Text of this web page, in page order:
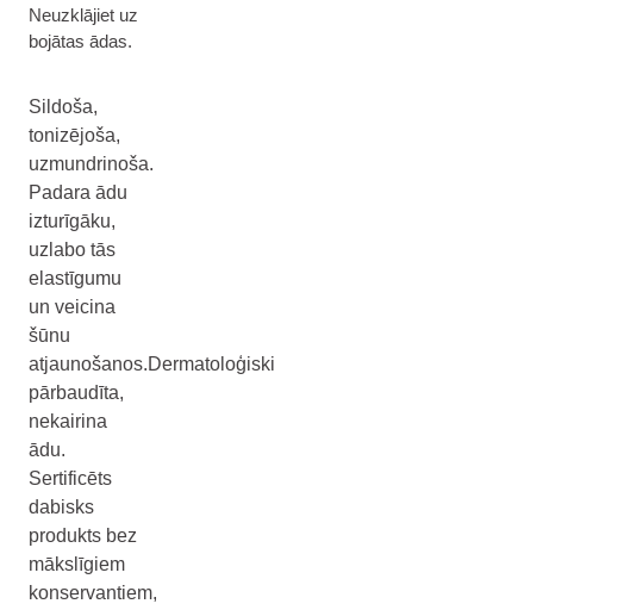
Neuzklājiet uz
bojātas ādas.
Sildoša,
tonizējoša,
uzmundrinoša.
Padara ādu
izturīgāku,
uzlabo tās
elastīgumu
un veicina
šūnu
atjaunošanos.Dermatoloģiski
pārbaudīta,
nekairina
ādu.
Sertificēts
dabisks
produkts bez
mākslīgiem
konservantiem,